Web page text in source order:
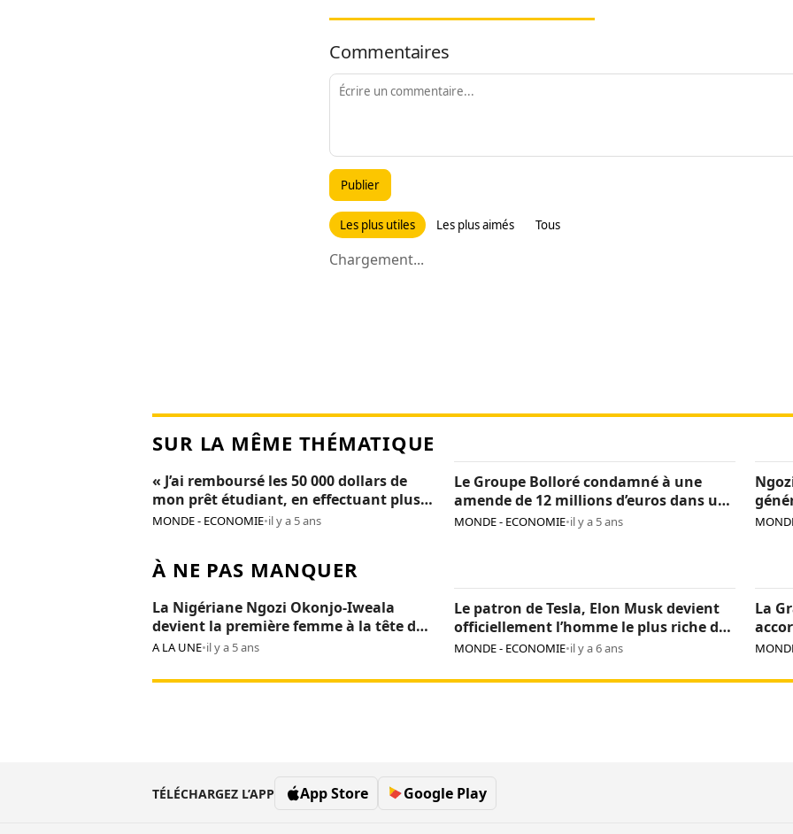
Commentaires
Publier
Les plus utiles Les plus aimés Tous
Chargement...
SUR LA MÊME THÉMATIQUE
« J’ai remboursé les 50 000 dollars de
mon prêt étudiant, en effectuant plus
de 300 petits boulots »
MONDE - ECONOMIE•il y a 5 ans
Le Groupe Bolloré condamné à une
amende de 12 millions d’euros dans une
affaire de corruption en Afrique
MONDE - ECONOMIE•il y a 5 ans
À NE PAS MANQUER
La Nigériane Ngozi Okonjo-Iweala
devient la première femme à la tête de
l’OMC
A LA UNE•il y a 5 ans
Le patron de Tesla, Elon Musk devient
officiellement l’homme le plus riche du
monde
MONDE - ECONOMIE•il y a 6 ans
La
TÉLÉCHARGEZ L’APP App Store Google Play